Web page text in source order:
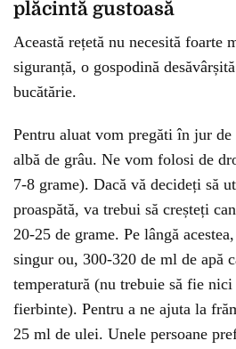
plăcintă gustoasă
Această rețetă nu necesită foarte
siguranță, o gospodină
bucătărie.
Pentru aluat vom pregăti în jur de
albă de grâu. Ne vom folosi de
7-8 grame). Dacă vă decideți să
proaspătă, va trebui să creșteți
20-25 de grame. Pe lângă
singur ou, 300-320 de ml de apă
temperatură (nu trebuie să fie
fierbinte). Pentru a ne ajuta la
25 ml de ulei. Unele persoane